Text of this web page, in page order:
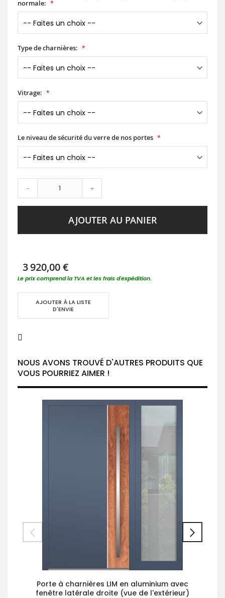
normale:
Type de charnières:
Vitrage:
Le niveau de sécurité du verre de nos portes
- +
AJOUTER AU PANIER
3 920,00 €
Le prix comprend la TVA et les frais d'expédition.
AJOUTER À LA LISTE
D'ENVIE
NOUS AVONS TROUVÉ D'AUTRES PRODUITS QUE
VOUS POURRIEZ AIMER !
Porte à charnières LIM en aluminium avec
fenêtre latérale droite (vue de l'extérieur)